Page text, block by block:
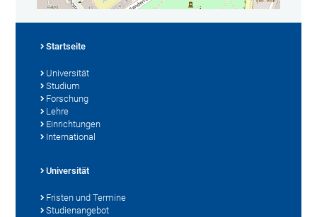
Startseite
Universität
Studium
Forschung
Lehre
Einrichtungen
International
Universität
Fristen und Termine
Studienangebot